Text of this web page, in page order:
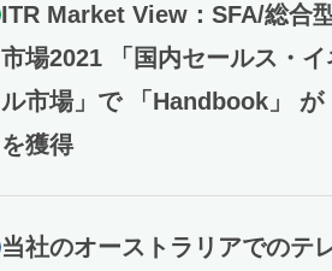
ITR Market View：SFA/総合
市場2021 「国内セールス・
ル市場」で 「Handbook」
を獲得
当社のオーストラリアでのテ